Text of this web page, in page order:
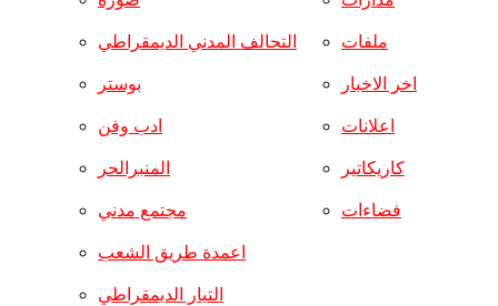
التحالف المدني الديمقراطي
بوستر
ادب وفن
المنبرالحر
مجتمع مدني
ملفات
اخر الاخبار
اعلانات
كاريكاتير
فضاءات
اعمدة طريق الشعب
التيار الديمقراطي